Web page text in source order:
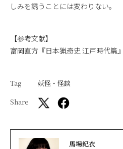
しみを誘うことには変わりない。
【参考文献】
富岡直方『日本猟奇史 江戸時代篇
Tag
妖怪・怪談
Share
馬場紀衣